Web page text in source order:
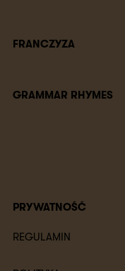
FRANCZYZA
GRAMMAR RHYMES
PRYWATNOŚĆ
REGULAMIN